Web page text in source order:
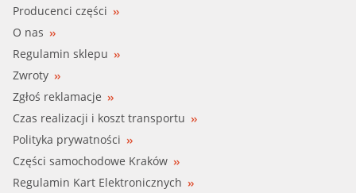
Producenci części
O nas
Regulamin sklepu
Zwroty
Zgłoś reklamacje
Czas realizacji i koszt transportu
Polityka prywatności
Części samochodowe Kraków
Regulamin Kart Elektronicznych